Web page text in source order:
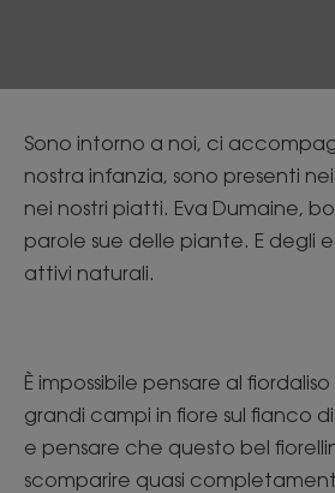
Sono intorno a noi, ci
nostra infanzia, sono presenti
nei nostri piatti. Eva Dumaine,
parole sue delle piante. E degli
attivi naturali.
È impossibile pensare al
grandi campi in fiore sul fianco
e pensare che questo bel
scomparire quasi